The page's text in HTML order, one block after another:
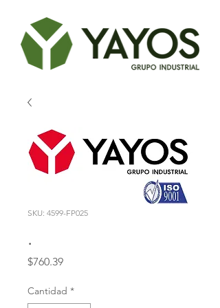
SKU: 4599-FP025
.
$760.39Precio
Cantidad *